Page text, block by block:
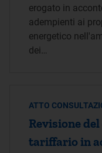
erogato in
adempienti ai
energetico
dei…
ATTO
Revisione
tariffario in